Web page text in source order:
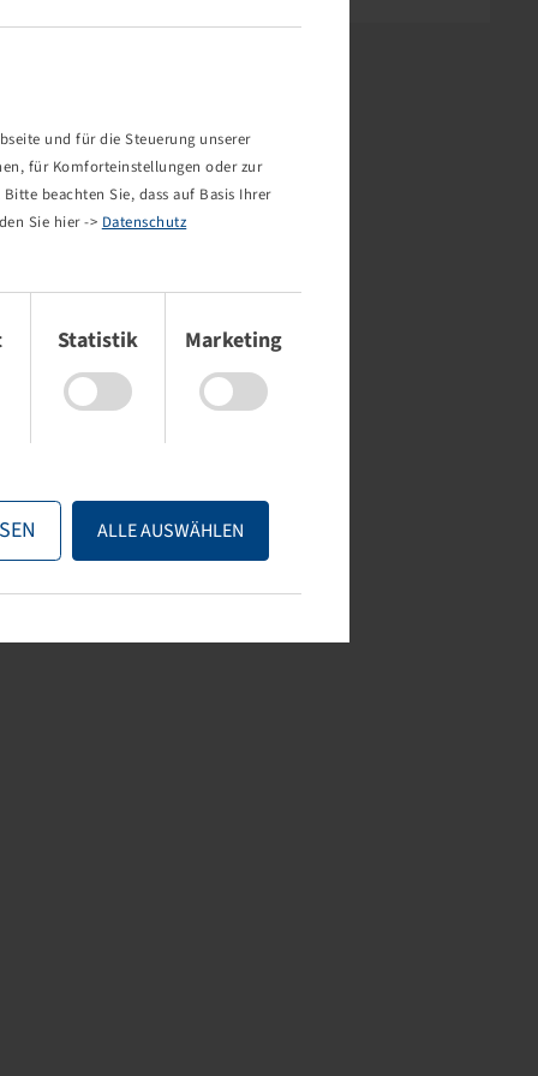
und für die Steuerung unserer
für Komforteinstellungen oder zur
beachten Sie, dass auf Basis Ihrer
Sie hier -> Datenschutz
Statistik Marketing
ALLE AUSWÄHLEN